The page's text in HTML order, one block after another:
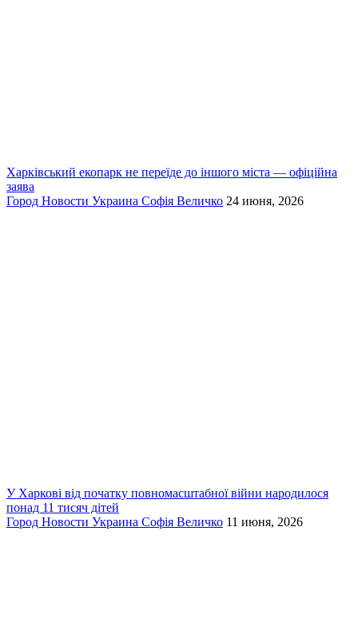
Харківський екопарк не переїде до іншого міста — офіційна
заява
Город Новости Украина Софія Величко 24 июня, 2026
У Харкові від початку повномасштабної війни народилося
понад 11 тисяч дітей
Город Новости Украина Софія Величко 11 июня, 2026